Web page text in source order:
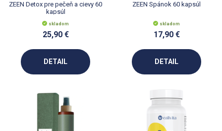
ZEEN Detox pre pečeň a cievy 60
kapsúl
skladom
25,90 €
DETAIL
ZEEN Spánok 60 kapsúl
skladom
17,90 €
DETAIL